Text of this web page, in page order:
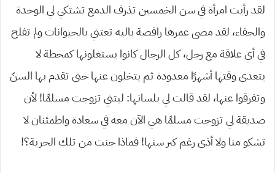
لقد رأيت امرأة في سن الخمسين تذرف الدمع تشتكي لي الوحدة
والجفاء، لقد مضى عمرها راقصة باليه تعتني بالحيوانات ولم تفلح
في أي علاقة مع رجل، كل الرجال كانوا يستغلونها كمحطة لا
يتعدى وقتها أشهرًا معدودة ثم يتخلون عنها حتى تقدم بها السنّ
وتفرقوا عنها، لقد قالت لي بلسانها: ليتني تزوجت مسلمًا! لأن
صديقة لي تزوجت مسلمًا هي الآن معه في سعادة واطمئنان لا
تشكو منا ولا أذى رغم كبر سنها! فماذا جنت من تلك الحرية؟!